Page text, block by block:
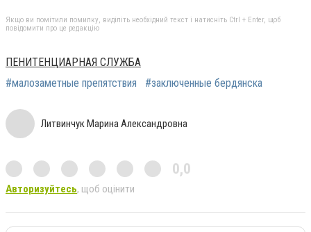
Якщо ви помітили помилку, виділіть необхідний текст і натисніть Ctrl + Enter, щоб
повідомити про це редакцію
ПЕНИТЕНЦИАРНАЯ СЛУЖБА
#малозаметные препятствия
#заключенные бердянска
Литвинчук Марина Александровна
0,0
Авторизуйтесь, щоб оцінити